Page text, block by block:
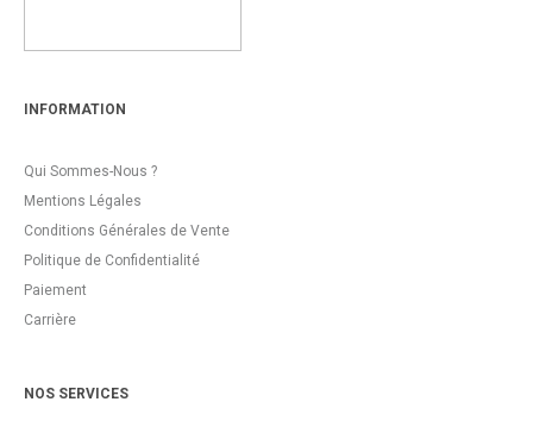
INFORMATION
Qui Sommes-Nous ?
Mentions Légales
Conditions Générales de Vente
Politique de Confidentialité
Paiement
Carrière
NOS SERVICES